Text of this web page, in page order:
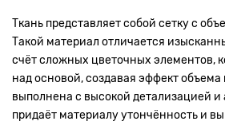
Ткань представляет собой сетку с
Такой материал отличается
счёт сложных цветочных элементов,
над основой, создавая эффект
выполнена с высокой детализацией и
придаёт материалу утончённость и